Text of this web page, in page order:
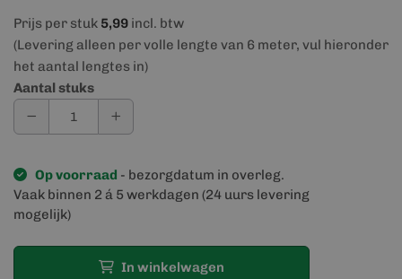
Prijs per stuk 5,99 incl. btw
(Levering alleen per volle lengte van 6 meter, vul hieronder
het aantal lengtes in)
Aantal stuks
Op voorraad - bezorgdatum in overleg.
Vaak binnen 2 á 5 werkdagen (24 uurs levering
mogelijk)
In winkelwagen